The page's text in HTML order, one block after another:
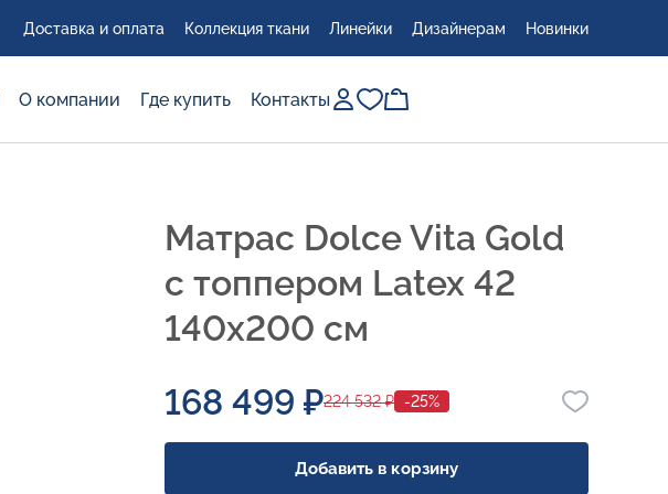
Доставка и оплата Коллекция ткани Линейки Дизайнерам Новинки
О компании Где купить Контакты
Матрас Dolce Vita Gold
с топпером Latex 42
140x200 см
168 499 ₽224 532 ₽ -25%
Добавить в корзину